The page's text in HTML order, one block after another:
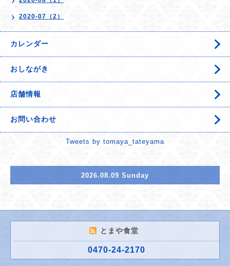
2020-07（2）
カレンダー
おしながき
店舗情報
お問い合わせ
Tweets by tomaya_tateyama
2026.08.09 Sunday
とまや食堂
0470-24-2170